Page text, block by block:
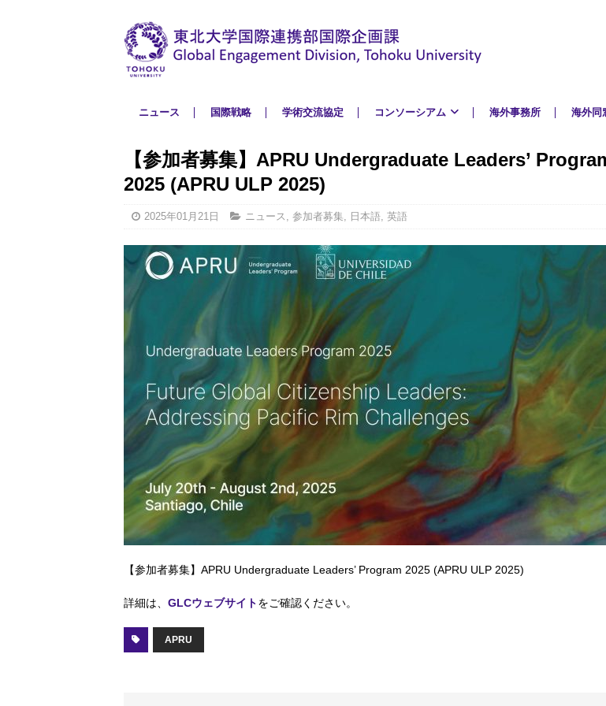
ニュース 国際戦略 学術交流協定 コンソーシアム 海外事務所 海外同
【参加者募集】APRU Undergraduate Leaders’
2025 (APRU ULP 2025)
2025年01月21日 ニュース , 参加者募集, 日本語, 英語
【参加者募集】APRU Undergraduate Leaders’ Program 2025 (APRU ULP 2025)
詳細は、 GLCウェブサイトをご確認ください。
APRU